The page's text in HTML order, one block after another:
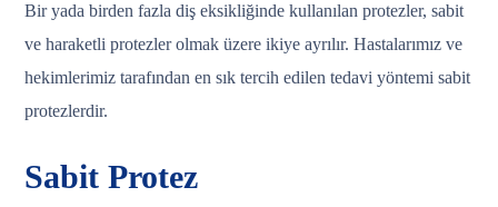
Bir yada birden fazla diş eksikliğinde kullanılan protezler, sabit
ve haraketli protezler olmak üzere ikiye ayrılır. Hastalarımız ve
hekimlerimiz tarafından en sık tercih edilen tedavi yöntemi sabit
protezlerdir.
Sabit Protez